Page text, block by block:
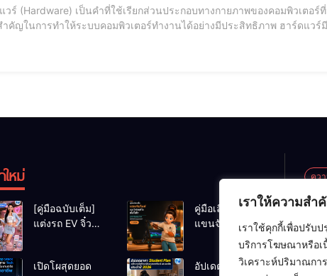
เราให้ความส
เราใช้คุกกี้เพื่อปรับ
บริการโฆษณาหรือ
วิเคราะห์ปริมาณกา
คัญในการทำให้ระบบคอมพิวเตอร์ทำงานได้อย่างมีประสิทธิภาพ ฮาร์ดแวร์
ใหม่
[คู่มือฉบับเต็ม]
แต่งรถ EV จิ๋ว
หมื่น) ให้น่ารัก
คู่มือเลือกซื้อ
แขนจับไมค์และ
ไฟสตูดิโอตั้งโต๊ะ
สตรีมมิ่ง/ยูทูบ
เปิดโผสุดยอด
อัปเดตราคา
คว
ซอ
อา